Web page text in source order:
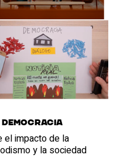
el impacto de la
y la sociedad